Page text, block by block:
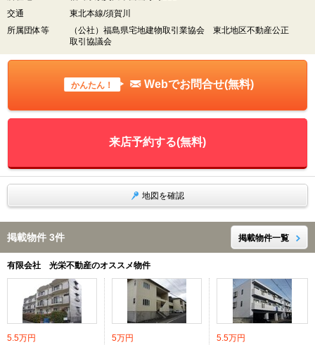
交通
東北本線/須賀川
所属団体等
（公社）福島県宅地建物取引業協会 東北地区不動産公正
取引協議会
かんたん！ Webでお問合せ(無料)
来店予約する(無料)
地図を確認
掲載物件 3件 掲載物件一覧
有限会社 光栄不動産のオススメ物件
5.5万円 5万円 5.5万円